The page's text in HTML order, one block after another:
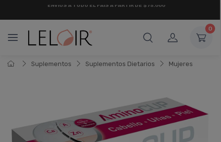
0
Suplementos Suplementos Dietarios Mujeres